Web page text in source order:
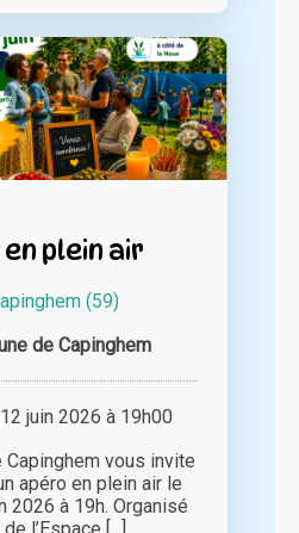
plein air
(59)
de Capinghem
juin 2026 à 19h00
Capinghem vous invite
apéro en plein air le
2026 à 19h. Organisé